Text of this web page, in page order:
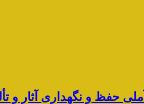
حفظ و نگهداری آثار و